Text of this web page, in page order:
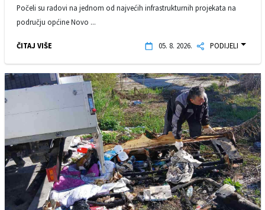
Počeli su radovi na jednom od najvećih infrastrukturnih projekata na
području općine Novo ...
ČITAJ VIŠE 05. 8. 2026. PODIJELI